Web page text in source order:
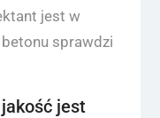
jest w
sprawdzi
jest